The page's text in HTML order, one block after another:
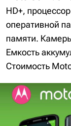
HD+,
оперативной
памяти.
Емкость
Стоимость